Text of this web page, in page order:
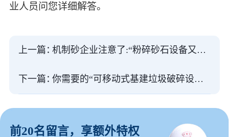
业人员问您详细解答。
上一篇： 机制砂企业注意了:“粉碎砂石设备又出新款，性能惊人”
下一篇： 你需要的“可移动式基建垃圾破碎设备”都有
前20名留言，享额外特权